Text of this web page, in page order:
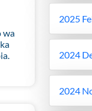
wa
2025
2024
2024